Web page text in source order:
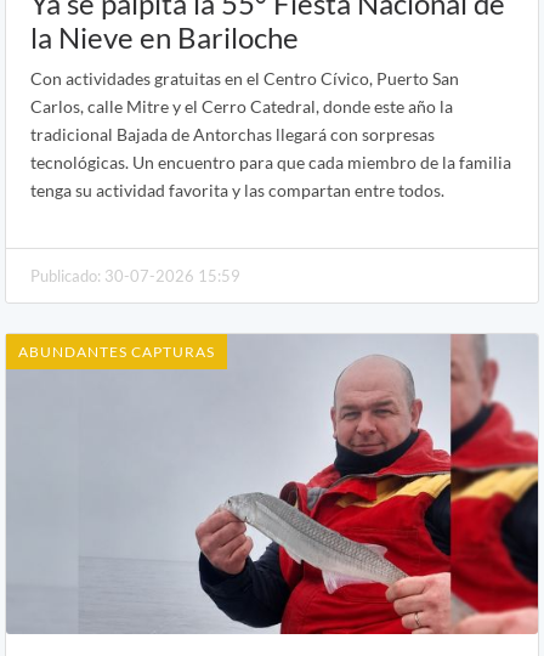
la Nieve en Bariloche
Con actividades gratuitas en el Centro Cívico, Puerto San
Carlos, calle Mitre y el Cerro Catedral, donde este año la
tradicional Bajada de Antorchas llegará con sorpresas
tecnológicas. Un encuentro para que cada miembro de la familia
tenga su actividad favorita y las compartan entre todos.
Publicado: 30-07-2026 15:59
ABUNDANTES CAPTURAS